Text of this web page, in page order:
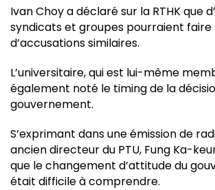
Ivan Choy a déclaré sur la RTHK que
syndicats et groupes pourraient faire
d’accusations similaires.
L’universitaire, qui est lui-même
également noté le timing de la
gouvernement.
S’exprimant dans une émission de
ancien directeur du PTU, Fung Ka-
que le changement d’attitude du
était difficile à comprendre.